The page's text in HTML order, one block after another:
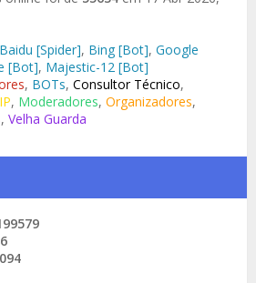
Baidu [Spider], Bing [Bot], Google
[Bot], Majestic-12 [Bot]
, BOTs, Consultor Técnico,
, Moderadores, Organizadores,
, Velha Guarda